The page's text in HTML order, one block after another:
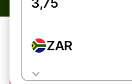
ZAR